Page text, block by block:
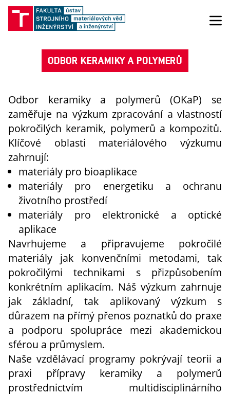
ODBOR KERAMIKY A POLYMERŮ
Odbor keramiky a polymerů (OKaP) se
zaměřuje na výzkum zpracování a vlastností
pokročilých keramik, polymerů a kompozitů.
Klíčové oblasti materiálového výzkumu
zahrnují:
materiály pro bioaplikace
materiály pro energetiku a ochranu
životního prostředí
materiály pro elektronické a optické
aplikace
Navrhujeme a připravujeme pokročilé
materiály jak konvenčními metodami, tak
pokročilými technikami s přizpůsobením
konkrétním aplikacím. Náš výzkum zahrnuje
jak základní, tak aplikovaný výzkum s
důrazem na přímý přenos poznatků do praxe
a podporu spolupráce mezi akademickou
sférou a průmyslem.
Naše vzdělávací programy pokrývají teorii a
praxi přípravy keramiky a polymerů
prostřednictvím multidisciplinárního